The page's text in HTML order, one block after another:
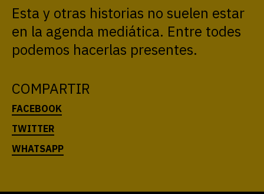
Esta y otras historias no suelen estar
en la agenda mediática. Entre todes
podemos hacerlas presentes.
COMPARTIR